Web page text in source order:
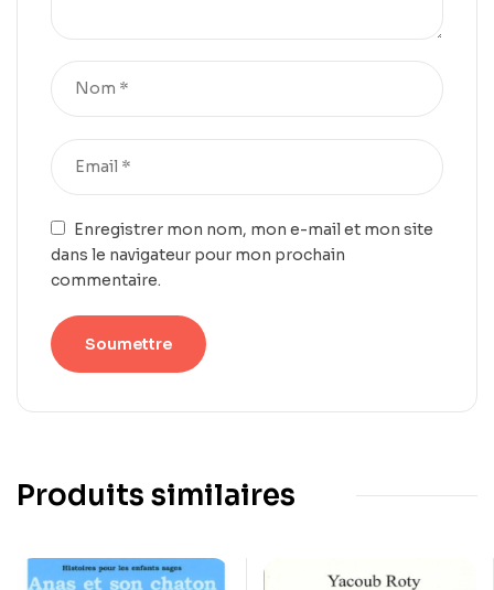
Enregistrer mon nom, mon e-mail et mon site
dans le navigateur pour mon prochain
commentaire.
Produits similaires